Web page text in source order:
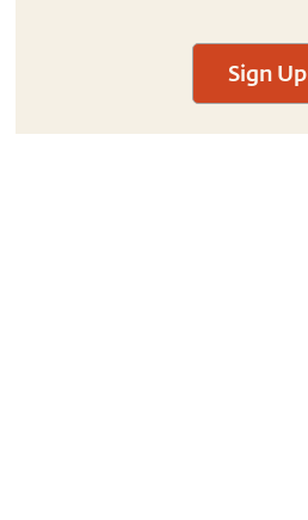
Sign Up